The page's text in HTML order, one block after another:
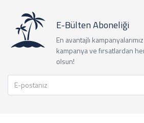
E-Bülten Aboneliği
En avantajlı
kampanya ve fırsatlardan
olsun!